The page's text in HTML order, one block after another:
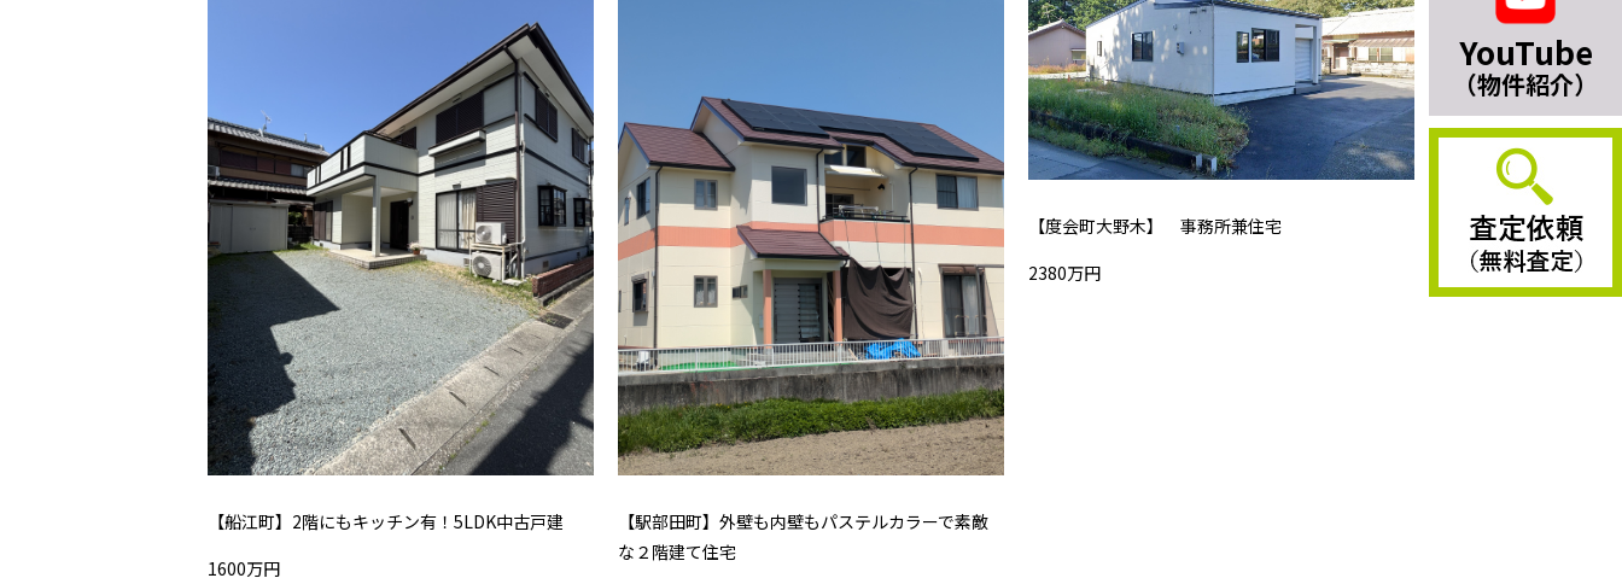
【船江町】2階にもキッチン有！5LDK中古戸建
1600万円
【駅部田町】外壁も内壁もパステルカラーで素敵
な２階建て住宅
【度会町大野木】 事務所兼住宅
2380万円
YouTube
（物件紹介）